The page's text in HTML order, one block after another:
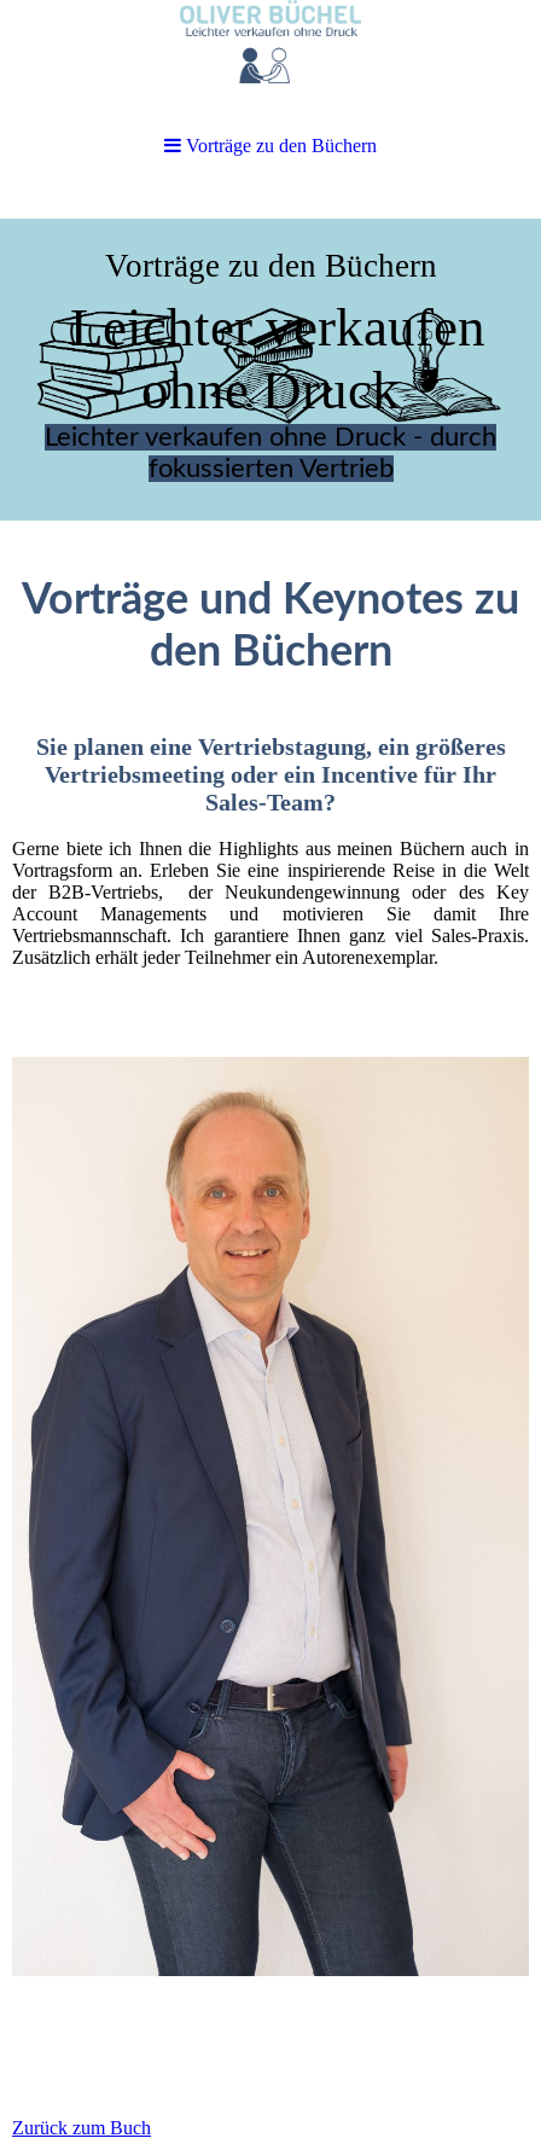
Vorträge zu den Büchern
Leichter verkaufen
ohne Druck
Leichter verkaufen ohne Druck - durch
fokussierten Vertrieb
Vorträge und Keynotes zu
den Büchern
Sie planen eine Vertriebstagung, ein größeres
Vertriebsmeeting oder ein Incentive für Ihr
Sales-Team?
Gerne biete ich Ihnen die Highlights aus meinen Büchern auch in
Vortragsform an. Erleben Sie eine inspirierende Reise in die Welt
der B2B-Vertriebs, der Neukundengewinnung oder des Key
Account Managements und motivieren Sie damit Ihre
Vertriebsmannschaft. Ich garantiere Ihnen ganz viel Sales-Praxis.
Zusätzlich erhält jeder Teilnehmer ein Autorenexemplar.
Zurück zum Buch
Vorträge zu den Büchern